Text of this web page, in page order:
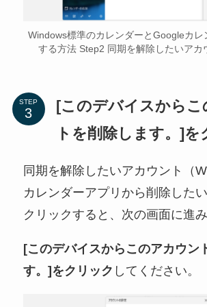
Windows標準のカレンダーとGoogleカレ
する方法 Step2 同期を解除したいアカ
STEP
[このデバイスからこ
トを削除します。]を
同期を解除したいアカウント（
カレンダーアプリから削除した
クリックすると、次の画面に進み
[このデバイスからこのアカウン
す。]をクリック してください。